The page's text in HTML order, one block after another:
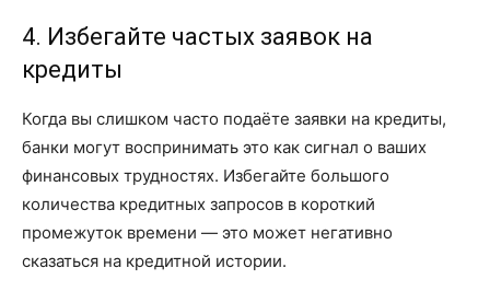
4. Избегайте частых заявок на
кредиты
Когда вы слишком часто подаёте заявки на кредиты,
банки могут воспринимать это как сигнал о ваших
финансовых трудностях. Избегайте большого
количества кредитных запросов в короткий
промежуток времени — это может негативно
сказаться на кредитной истории.